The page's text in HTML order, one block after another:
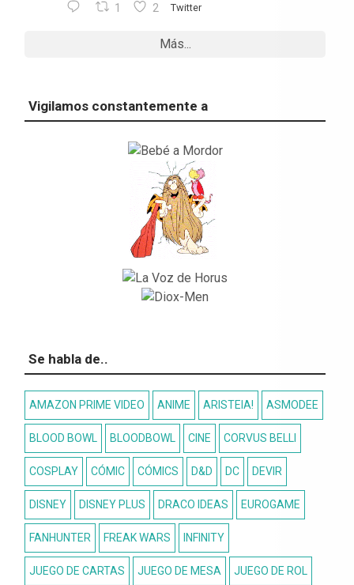
1 2 Twitter
Más...
Vigilamos constantemente a
Se habla de..
AMAZON PRIME VIDEO ANIME ARISTEIA! ASMODEE
BLOOD BOWL BLOODBOWL CINE CORVUS BELLI
COSPLAY CÓMIC CÓMICS D&D DC DEVIR
DISNEY DISNEY PLUS DRACO IDEAS EUROGAME
FANHUNTER FREAK WARS INFINITY
JUEGO DE CARTAS JUEGO DE MESA JUEGO DE ROL